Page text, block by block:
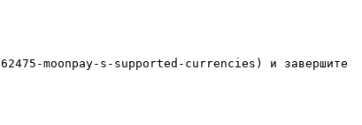
moonpay-s-supported-currencies) и завершите